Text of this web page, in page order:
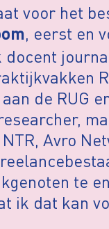
voor het
, eerst en
docent
de RUG
Avro
te
ik dat kan